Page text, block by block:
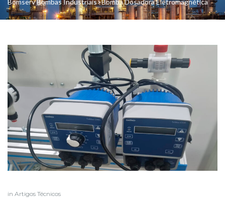
Bomserv Bombas Industriais>Bomba Dosadora Eletromagnética
in Artigos Técnicos